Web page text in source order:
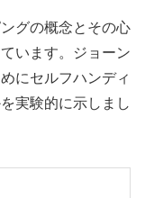
グの概念とその心
います。ジョーン
にセルフハンディ
実験的に示しまし